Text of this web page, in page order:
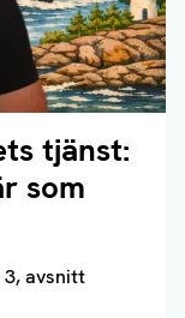
tjänst:
som
avsnitt